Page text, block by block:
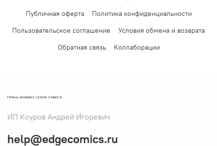
Публичная оферта
Политика конфиденциальности
Пользовательское соглашение
Условия обмена и возврата
Обратная связь
Коллаборации
ГРАНЬ КОМИКС | EDGE COMICS
ИП Коуров Андрей Игоревич
help@edgecomics.ru